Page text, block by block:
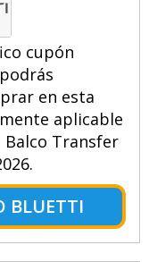
cupón
en esta
aplicable
Balco Transfer
BLUETTI